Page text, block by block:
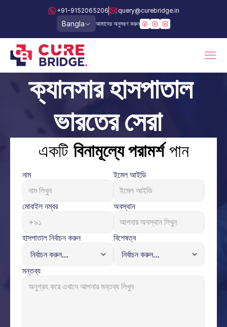
+91-9152065206 query@curebridge.in
Select Language
Bangla আমাদের অনুসরণ করুন
ক্যানসার হাসপাতাল
ভারতের সেরা
একটি বিনামূল্যে পরামর্শ পান
নাম ইমেল আইডি
মোবাইল নম্বর অবস্থান
হাসপাতাল নির্বাচন করুন বিশেষত্ব
মন্তব্য